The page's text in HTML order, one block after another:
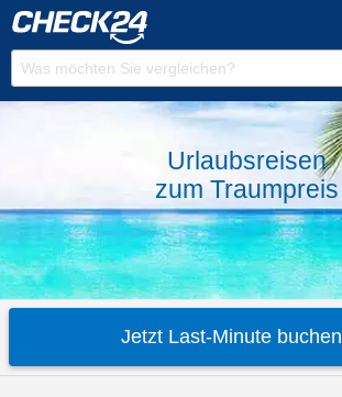
Urlaubsreisen
zum Traumpreis
Jetzt Last-Minute buchen